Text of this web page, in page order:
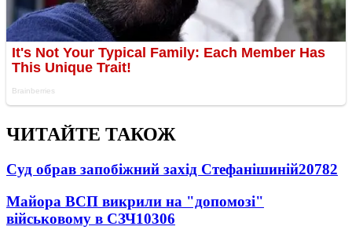
ЧИТАЙТЕ ТАКОЖ
Суд обрав запобіжний захід Стефанішиній20782
Майора ВСП викрили на "допомозі"
військовому в СЗЧ10306